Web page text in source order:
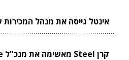
אינטל גייסה את מנהל המכירות